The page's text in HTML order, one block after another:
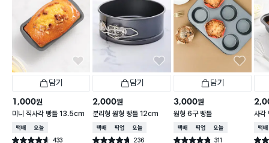
담기
1,000원
미니 직사각 빵틀 13.5cm
택배배송오늘배송
별점 4.6점 433
담기
2,000원
분리형 원형 빵틀 12cm
택배배송매장픽업오늘배송
별점 4.7점 236
담기
3,000원
원형 6구 빵틀
택배배송매장픽업오늘배송
별점 4.8점 311
사
택배
별점